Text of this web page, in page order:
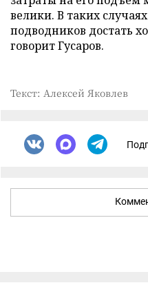
велики. В таких
подводников достать
говорит Гусаров.
Текст: Алексей Яковлев